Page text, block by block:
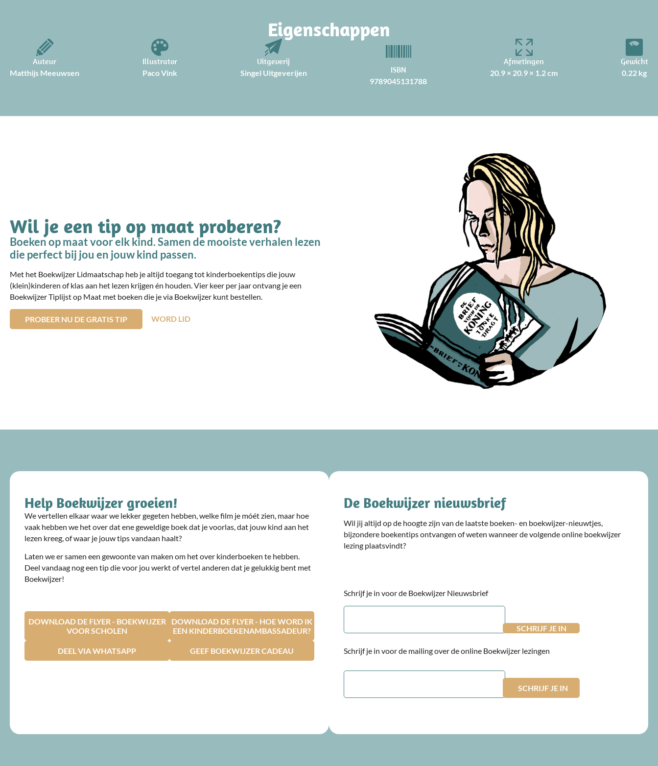
Eigenschappen
Auteur
Matthijs Meeuwsen
Illustrator
Paco Vink
Uitgeverij
Singel Uitgeverijen ISBN
9789045131788
Afmetingen
20.9 × 20.9 × 1.2 cm
Gewicht
0.22 kg
Wil je een tip op maat proberen?
Boeken op maat voor elk kind. Samen de mooiste verhalen lezen
die perfect bij jou en jouw kind passen.
Met het Boekwijzer Lidmaatschap heb je altijd toegang tot kinderboekentips die jouw
(klein)kinderen of klas aan het lezen krijgen én houden. Vier keer per jaar ontvang je een
Boekwijzer Tiplijst op Maat met boeken die je via Boekwijzer kunt bestellen.
PROBEER NU DE GRATIS TIP WORD LID
Help Boekwijzer groeien!
We vertellen elkaar waar we lekker gegeten hebben, welke film je móét zien, maar hoe
vaak hebben we het over dat ene geweldige boek dat je voorlas, dat jouw kind aan het
lezen kreeg, of waar je jouw tips vandaan haalt?
Laten we er samen een gewoonte van maken om het over kinderboeken te hebben.
Deel vandaag nog een tip die voor jou werkt of vertel anderen dat je gelukkig bent met
Boekwijzer!
DOWNLOAD DE FLYER - BOEKWIJZER
VOOR SCHOLEN
DOWNLOAD DE FLYER - HOE WORD IK
EEN KINDERBOEKENAMBASSADEUR?
DEEL VIA WHATSAPP GEEF BOEKWIJZER CADEAU
De Boekwijzer nieuwsbrief
Wil jij altijd op de hoogte zijn van de laatste boeken- en boekwijzer-nieuwtjes,
bijzondere boekentips ontvangen of weten wanneer de volgende online boekwijzer
lezing plaatsvindt?
Schrijf je in voor de Boekwijzer Nieuwsbrief
E-
Schrijf je in voor de mailing over de online Boekwijzer lezingen
E-